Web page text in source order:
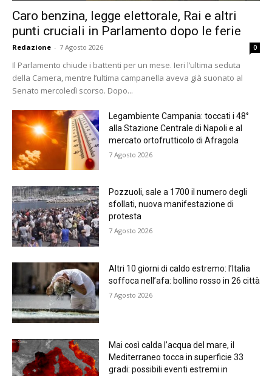
Caro benzina, legge elettorale, Rai e altri
punti cruciali in Parlamento dopo le ferie
Redazione - 7 Agosto 2026 0
Il Parlamento chiude i battenti per un mese. Ieri l’ultima seduta
della Camera, mentre l’ultima campanella aveva già suonato al
Senato mercoledì scorso. Dopo...
Legambiente Campania: toccati i 48°
alla Stazione Centrale di Napoli e al
mercato ortofrutticolo di Afragola
7 Agosto 2026
Pozzuoli, sale a 1700 il numero degli
sfollati, nuova manifestazione di
protesta
7 Agosto 2026
Altri 10 giorni di caldo estremo: l’Italia
soffoca nell’afa: bollino rosso in 26 città
7 Agosto 2026
Mai così calda l’acqua del mare, il
Mediterraneo tocca in superficie 33
gradi: possibili eventi estremi in